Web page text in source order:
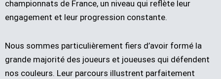
championnats de France, un niveau qui reflète leur
engagement et leur progression constante.
Nous sommes particulièrement fiers d’avoir formé la
grande majorité des joueurs et joueuses qui défendent
nos couleurs. Leur parcours illustrent parfaitement